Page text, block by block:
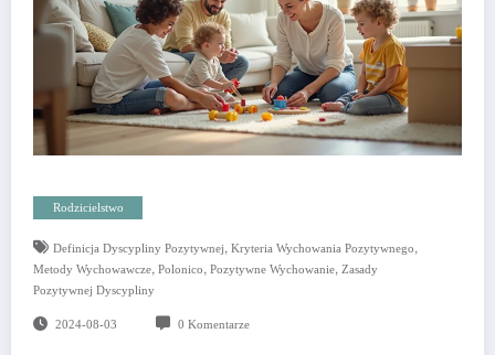
Rodzicielstwo
Definicja Dyscypliny Pozytywnej, Kryteria Wychowania Pozytywnego,
Metody Wychowawcze, Polonico, Pozytywne Wychowanie, Zasady
Pozytywnej Dyscypliny
2024-08-03 0 Komentarze